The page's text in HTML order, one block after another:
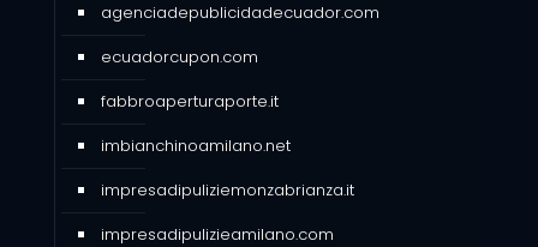
agenciadepublicidadecuador.com
ecuadorcupon.com
fabbroaperturaporte.it
imbianchinoamilano.net
impresadipuliziemonzabrianza.it
impresadipulizieamilano.com